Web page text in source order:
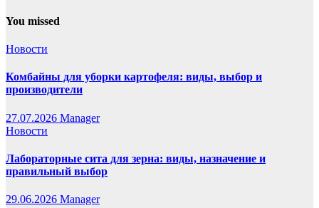
You missed
Новости
Комбайны для уборки картофеля: виды, выбор и
производители
27.07.2026 Manager
Новости
Лабораторные сита для зерна: виды, назначение и
правильный выбор
29.06.2026 Manager